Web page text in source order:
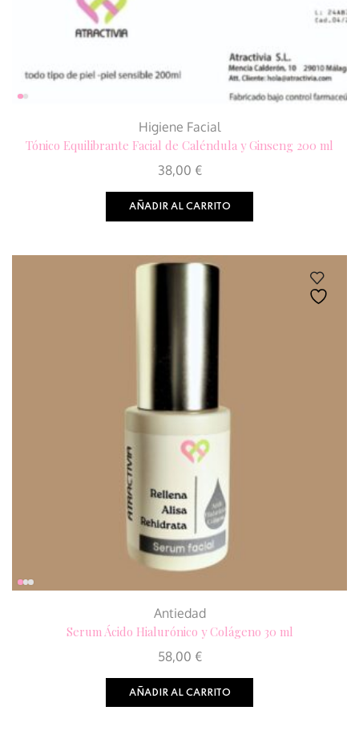
Higiene Facial
Tónico Equilibrante Facial de Caléndula y Ginseng 200 ml
38,00 €
AÑADIR AL CARRITO
Antiedad
Serum Ácido Hialurónico y Colágeno 30 ml
58,00 €
AÑADIR AL CARRITO